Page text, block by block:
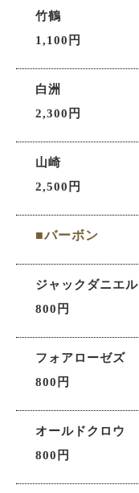
竹鶴
1,100円
白洲
2,300円
山崎
2,500円
■バーボン
ジャックダニエル
800円
フォアローゼズ
800円
オールドクロウ
800円